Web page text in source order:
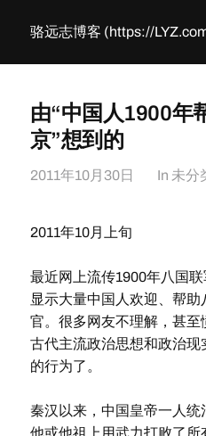
骆远志博客 (https://
由“中国人1900年
京”想到的
2011年10月30日 In 未分
2011年10月上旬
最近网上流传1900年八国
显示大量中国人欢迎、帮
官。很多网友不理解，甚至
古代主流政治思想和政治现
的行为了。
秦汉以来，中国皇帝一人统
他或他祖上用武力打败了所